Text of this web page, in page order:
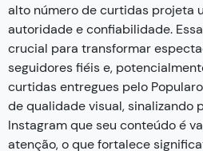
alto número de curtidas projeta
autoridade e confiabilidade.
crucial para transformar
seguidores fiéis e,
curtidas entregues pelo
de qualidade visual, sinalizando
Instagram que seu conteúdo é
atenção, o que fortalece